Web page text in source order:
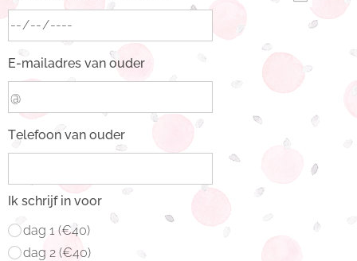
E-mailadres van ouder
Telefoon van ouder
Ik schrijf in voor
dag 1 (€40)
dag 2 (€40)